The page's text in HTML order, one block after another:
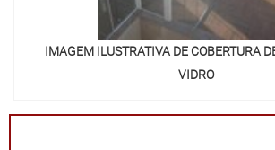
IMAGEM ILUSTRATIVA DE COBERTURA
VIDRO